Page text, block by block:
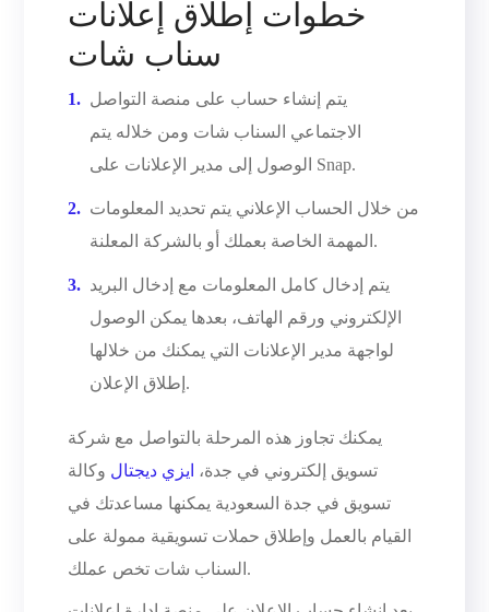
خطوات إطلاق إعلانات
سناب شات
يتم إنشاء حساب على منصة التواصل
الاجتماعي السناب شات ومن خلاله يتم
الوصول إلى مدير الإعلانات على Snap.
من خلال الحساب الإعلاني يتم تحديد المعلومات
المهمة الخاصة بعملك أو بالشركة المعلنة.
يتم إدخال كامل المعلومات مع إدخال البريد
الإلكتروني ورقم الهاتف، بعدها يمكن الوصول
لواجهة مدير الإعلانات التي يمكنك من خلالها
إطلاق الإعلان.
يمكنك تجاوز هذه المرحلة بالتواصل مع شركة
تسويق إلكتروني في جدة، ايزي ديجتال وكالة
تسويق في جدة السعودية يمكنها مساعدتك في
القيام بالعمل وإطلاق حملات تسويقية ممولة على
السناب شات تخص عملك.